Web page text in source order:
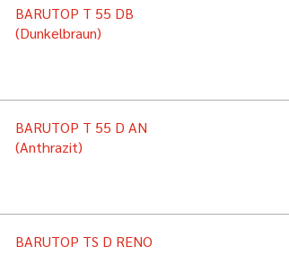
BARUTOP T 55 DB
(Dunkelbraun)
BARUTOP T 55 D AN
(Anthrazit)
BARUTOP TS D RENO